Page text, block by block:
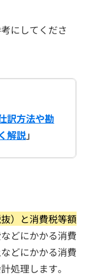
にしてくださ
訳方法や勘
解説」
）と消費税等額
どにかかる消費
どにかかる消費
処理します。